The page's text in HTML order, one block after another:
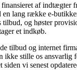
af indtægter
en lang række e-
tilbud, og høster
et indkøb.
tilbud og internet
ikke stille os ansvarlig
siden vi senest